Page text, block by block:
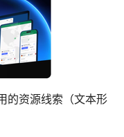
的资源线索（文本形